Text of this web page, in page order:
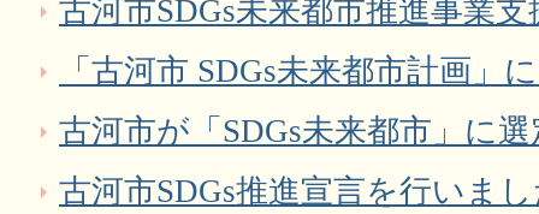
古河市SDGs未来都市推進事業
「古河市 SDGs未来都市計画」
古河市が「SDGs未来都市」に
古河市SDGs推進宣言を行いま